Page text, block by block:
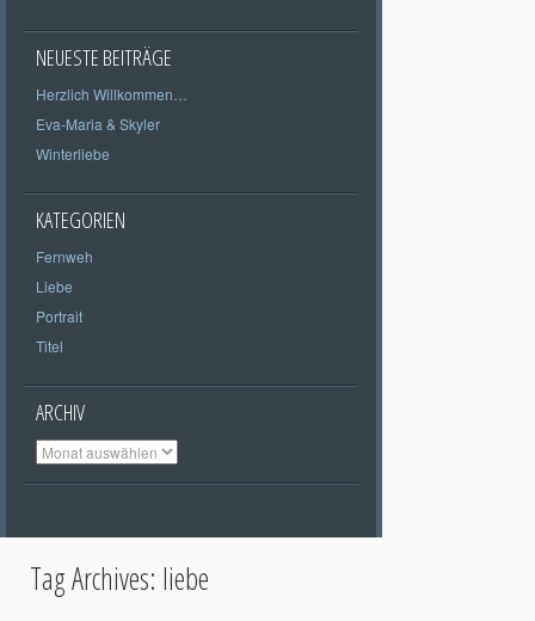
NEUESTE BEITRÄGE
Herzlich Willkommen…
Eva-Maria & Skyler
Winterliebe
KATEGORIEN
Fernweh
Liebe
Portrait
Titel
ARCHIV
Archiv
Tag Archives: liebe